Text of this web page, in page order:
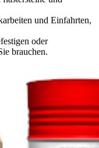
und Einfahrten,
oder
brauchen.